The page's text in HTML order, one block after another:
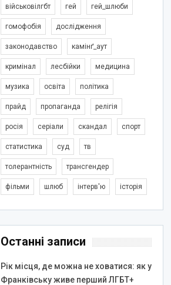
військовілгбт гей гей_шлюби
гомофобія дослідження
законодавство камінґ_аут
кримінал лесбійки медицина
музика освіта політика
прайд пропаганда релігія
росія серіали скандал спорт
статистика суд тв
толерантність трансгендер
фільми шлюб інтерв'ю історія
Останні записи
Рік місця, де можна не ховатися: як у
Франківську живе перший ЛГБТ+